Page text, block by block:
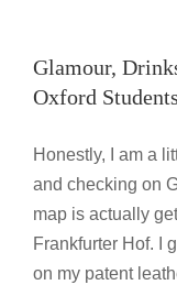
Glamour,
Oxford Students
Honestly, I am a
and checking on
map is actually
Frankfurter Hof. I
on my patent